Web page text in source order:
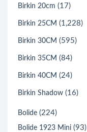
Birkin 20cm (17)
Birkin 25CM (1,228)
Birkin 30CM (595)
Birkin 35CM (84)
Birkin 40CM (24)
Birkin Shadow (16)
Bolide (224)
Bolide 1923 Mini (93)